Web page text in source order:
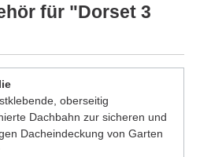
für "Dorset 3
oberseitig
Dachbahn zur sicheren und
Dacheindeckung von Garten